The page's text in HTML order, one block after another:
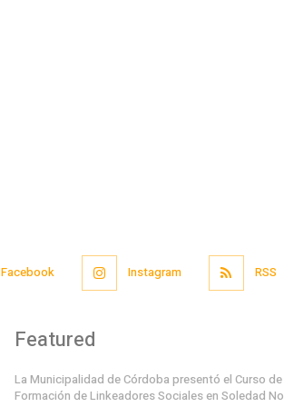
Facebook Instagram RSS
Featured
La Municipalidad de Córdoba presentó el Curso de
Formación de Linkeadores Sociales en Soledad No